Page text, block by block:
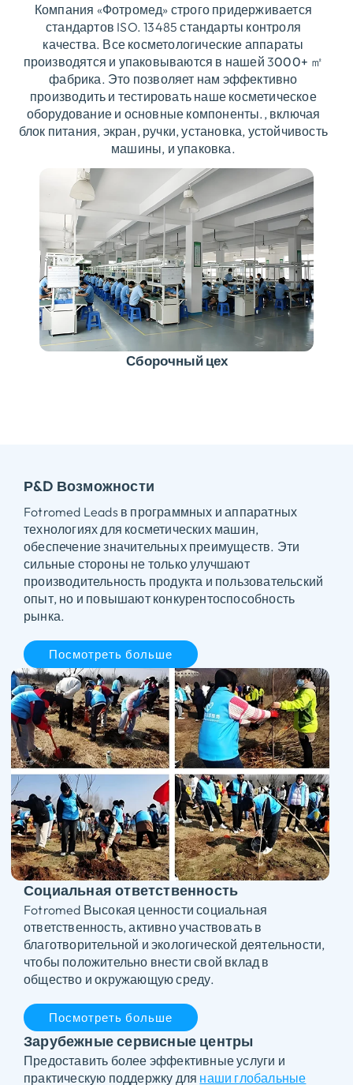
Компания «Фотромед» строго придерживается
стандартов ISO. 13485 стандарты контроля
качества. Все косметологические аппараты
производятся и упаковываются в нашей 3000+ ㎡
фабрика. Это позволяет нам эффективно
производить и тестировать наше косметическое
оборудование и основные компоненты., включая
блок питания, экран, ручки, установка, устойчивость
машины, и упаковка.
Сборочный цех
Р&D Возможности
Fotromed Leads в программных и аппаратных
технологиях для косметических машин,
обеспечение значительных преимуществ. Эти
сильные стороны не только улучшают
производительность продукта и пользовательский
опыт, но и повышают конкурентоспособность
рынка.
Посмотреть больше
Социальная ответственность
Fotromed Высокая ценности социальная
ответственность, активно участвовать в
благотворительной и экологической деятельности,
чтобы положительно внести свой вклад в
общество и окружающую среду.
Посмотреть больше
Зарубежные сервисные центры
Предоставить более эффективные услуги и
практическую поддержку для наши глобальные